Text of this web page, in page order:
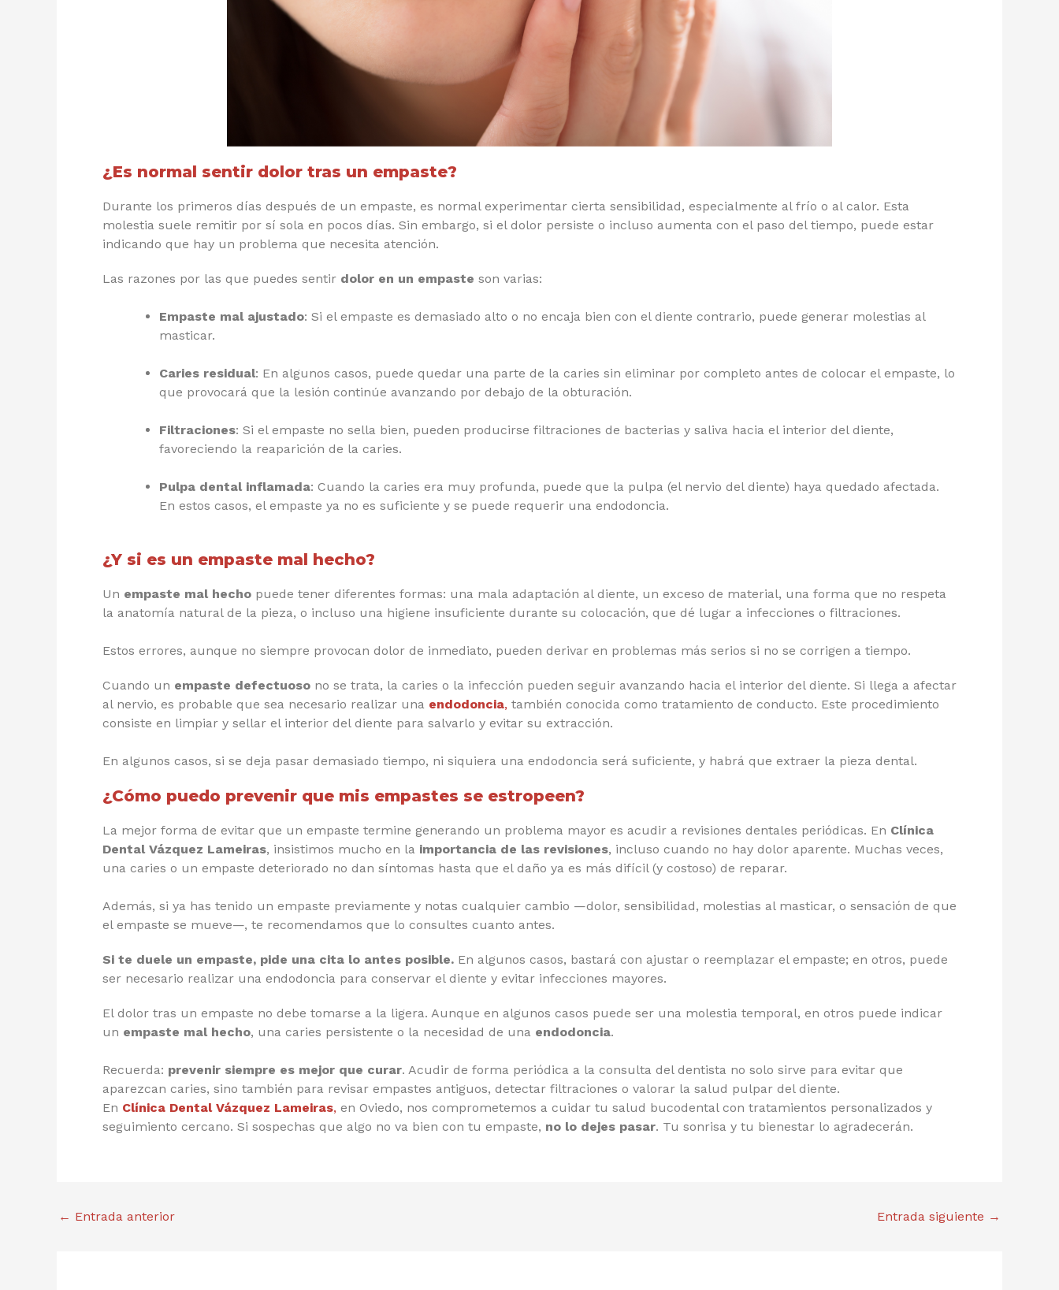
¿Es normal sentir dolor tras un empaste?
Durante los primeros días después de un empaste, es normal experimentar cierta sensibilidad, especialmente al frío o al calor. Esta
molestia suele remitir por sí sola en pocos días. Sin embargo, si el dolor persiste o incluso aumenta con el paso del tiempo, puede estar
indicando que hay un problema que necesita atención.
Las razones por las que puedes sentir dolor en un empaste son varias:
Empaste mal ajustado: Si el empaste es demasiado alto o no encaja bien con el diente contrario, puede generar molestias al
masticar.
Caries residual: En algunos casos, puede quedar una parte de la caries sin eliminar por completo antes de colocar el empaste, lo
que provocará que la lesión continúe avanzando por debajo de la obturación.
Filtraciones: Si el empaste no sella bien, pueden producirse filtraciones de bacterias y saliva hacia el interior del diente,
favoreciendo la reaparición de la caries.
Pulpa dental inflamada: Cuando la caries era muy profunda, puede que la pulpa (el nervio del diente) haya quedado afectada.
En estos casos, el empaste ya no es suficiente y se puede requerir una endodoncia.
¿Y si es un empaste mal hecho?
Un empaste mal hecho puede tener diferentes formas: una mala adaptación al diente, un exceso de material, una forma que no respeta
la anatomía natural de la pieza, o incluso una higiene insuficiente durante su colocación, que dé lugar a infecciones o filtraciones.
Estos errores, aunque no siempre provocan dolor de inmediato, pueden derivar en problemas más serios si no se corrigen a tiempo.
Cuando un empaste defectuoso no se trata, la caries o la infección pueden seguir avanzando hacia el interior del diente. Si llega a afectar
al nervio, es probable que sea necesario realizar una endodoncia, también conocida como tratamiento de conducto. Este procedimiento
consiste en limpiar y sellar el interior del diente para salvarlo y evitar su extracción.
En algunos casos, si se deja pasar demasiado tiempo, ni siquiera una endodoncia será suficiente, y habrá que extraer la pieza dental.
¿Cómo puedo prevenir que mis empastes se estropeen?
La mejor forma de evitar que un empaste termine generando un problema mayor es acudir a revisiones dentales periódicas. En Clínica
Dental Vázquez Lameiras, insistimos mucho en la importancia de las revisiones, incluso cuando no hay dolor aparente. Muchas veces,
una caries o un empaste deteriorado no dan síntomas hasta que el daño ya es más difícil (y costoso) de reparar.
Además, si ya has tenido un empaste previamente y notas cualquier cambio —dolor, sensibilidad, molestias al masticar, o sensación de que
el empaste se mueve—, te recomendamos que lo consultes cuanto antes.
Si te duele un empaste, pide una cita lo antes posible. En algunos casos, bastará con ajustar o reemplazar el empaste; en otros, puede
ser necesario realizar una endodoncia para conservar el diente y evitar infecciones mayores.
El dolor tras un empaste no debe tomarse a la ligera. Aunque en algunos casos puede ser una molestia temporal, en otros puede indicar
un empaste mal hecho, una caries persistente o la necesidad de una endodoncia.
Recuerda: prevenir siempre es mejor que curar. Acudir de forma periódica a la consulta del dentista no solo sirve para evitar que
aparezcan caries, sino también para revisar empastes antiguos, detectar filtraciones o valorar la salud pulpar del diente.
En Clínica Dental Vázquez Lameiras, en Oviedo, nos comprometemos a cuidar tu salud bucodental con tratamientos personalizados y
seguimiento cercano. Si sospechas que algo no va bien con tu empaste, no lo dejes pasar. Tu sonrisa y tu bienestar lo agradecerán.
← Entrada anterior Entrada siguiente →